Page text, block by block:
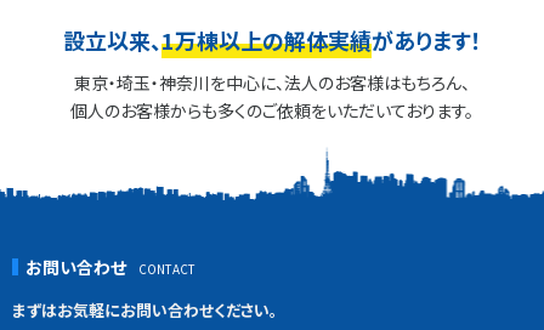
設立以来、1万棟以上の解体実績があります！
東京・埼玉・神奈川を中心に、法人のお客様はもちろん、
個人のお客様からも多くのご依頼をいただいております。
お問い合わせ
まずはお気軽にお問い合わせください。